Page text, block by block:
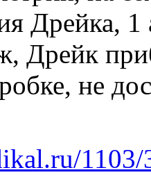
Дрейка, 1
Дрейк
не